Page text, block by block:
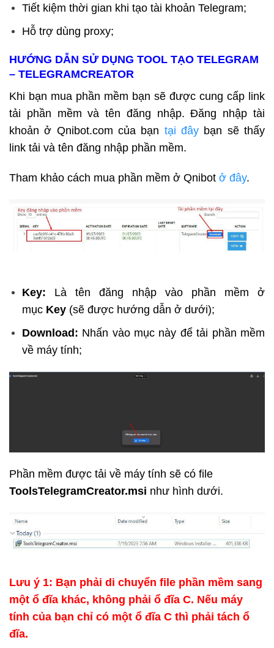
Tiết kiệm thời gian khi tạo tài khoản Telegram;
Hỗ trợ dùng proxy;
HƯỚNG DẪN SỬ DỤNG TOOL TẠO TELEGRAM
– TELEGRAMCREATOR
Khi bạn mua phần mềm bạn sẽ được cung cấp link
tải phần mềm và tên đăng nhập. Đăng nhập tài
khoản ở Qnibot.com của bạn tại đây bạn sẽ thấy
link tải và tên đăng nhập phần mềm.
Tham khảo cách mua phần mềm ở Qnibot ở đây.
Key: Là tên đăng nhập vào phần mềm ở
mụcKey(sẽ được hướng dẫn ở dưới);
Download: Nhấn vào mục này để tải phần mềm
về máy tính;
Phần mềm được tải về máy tính sẽ có file
ToolsTelegramCreator.msi như hình dưới.
Lưu ý 1: Bạn phải di chuyển file phần mềm sang
một ổ đĩa khác, không phải ổ đĩa C. Nếu máy
tính của bạn chỉ có một ổ đĩa C thì phải tách ổ
đĩa.